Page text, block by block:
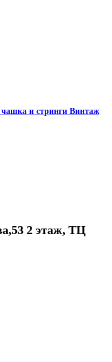
и стринги Винтаж
2 этаж, ТЦ